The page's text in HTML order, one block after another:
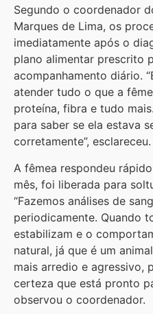
Segundo o coordenador
Marques de Lima, os
imediatamente após o
plano alimentar prescrito
acompanhamento diário.
atender tudo o que a
proteína, fibra e tudo
para saber se ela estava
corretamente”, esclareceu.
A fêmea respondeu
mês, foi liberada para
“Fazemos análises de
periodicamente. Quando
estabilizam e o
natural, já que é um
mais arredio e agressivo,
certeza que está pronto
observou o coordenador.